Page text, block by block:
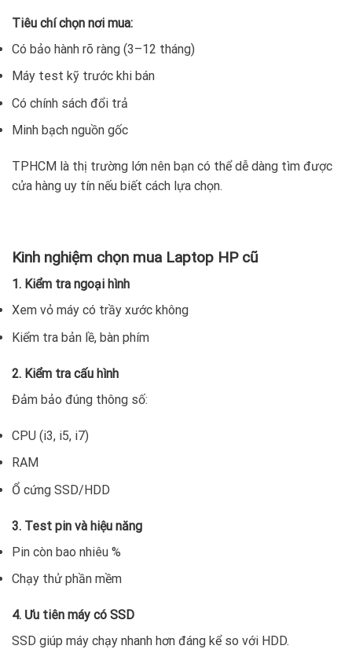
Tiêu chí chọn nơi mua:
Có bảo hành rõ ràng (3–12 tháng)
Máy test kỹ trước khi bán
Có chính sách đổi trả
Minh bạch nguồn gốc
TPHCM là thị trường lớn nên bạn có thể dễ dàng tìm được
cửa hàng uy tín nếu biết cách lựa chọn.
Kinh nghiệm chọn mua Laptop HP cũ
1. Kiểm tra ngoại hình
Xem vỏ máy có trầy xước không
Kiểm tra bản lề, bàn phím
2. Kiểm tra cấu hình
Đảm bảo đúng thông số:
CPU (i3, i5, i7)
RAM
Ổ cứng SSD/HDD
3. Test pin và hiệu năng
Pin còn bao nhiêu %
Chạy thử phần mềm
4. Ưu tiên máy có SSD
SSD giúp máy chạy nhanh hơn đáng kể so với HDD.